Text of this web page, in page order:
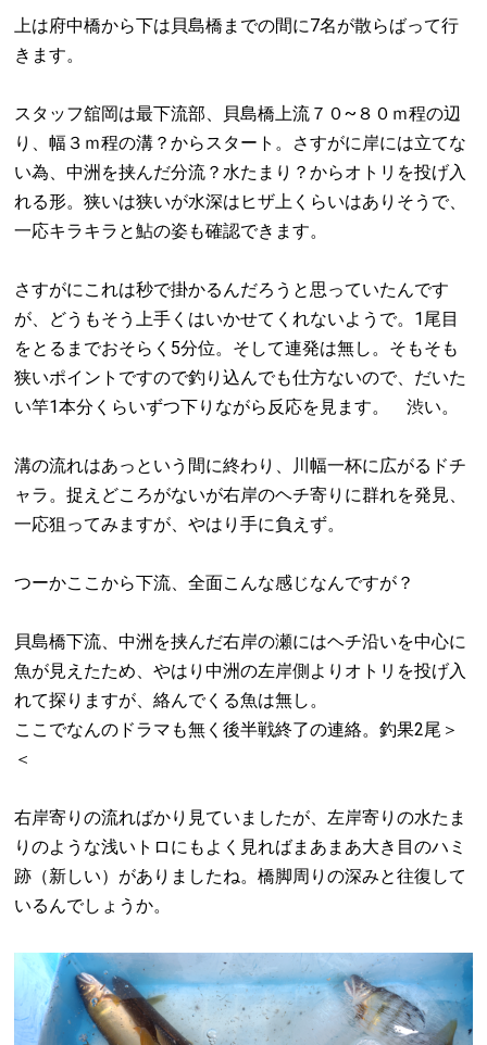
上は府中橋から下は貝島橋までの間に7名が散らばって行
きます。
スタッフ舘岡は最下流部、貝島橋上流７０~８０ｍ程の辺
り、幅３ｍ程の溝？からスタート。さすがに岸には立てな
い為、中洲を挟んだ分流？水たまり？からオトリを投げ入
れる形。狭いは狭いが水深はヒザ上くらいはありそうで、
一応キラキラと鮎の姿も確認できます。
さすがにこれは秒で掛かるんだろうと思っていたんです
が、どうもそう上手くはいかせてくれないようで。1尾目
をとるまでおそらく5分位。そして連発は無し。そもそも
狭いポイントですので釣り込んでも仕方ないので、だいた
い竿1本分くらいずつ下りながら反応を見ます。 渋い。
溝の流れはあっという間に終わり、川幅一杯に広がるドチ
ャラ。捉えどころがないが右岸のヘチ寄りに群れを発見、
一応狙ってみますが、やはり手に負えず。
つーかここから下流、全面こんな感じなんですが？
貝島橋下流、中洲を挟んだ右岸の瀬にはヘチ沿いを中心に
魚が見えたため、やはり中洲の左岸側よりオトリを投げ入
れて探りますが、絡んでくる魚は無し。
ここでなんのドラマも無く後半戦終了の連絡。釣果2尾＞
＜
右岸寄りの流ればかり見ていましたが、左岸寄りの水たま
りのような浅いトロにもよく見ればまあまあ大き目のハミ
跡（新しい）がありましたね。橋脚周りの深みと往復して
いるんでしょうか。